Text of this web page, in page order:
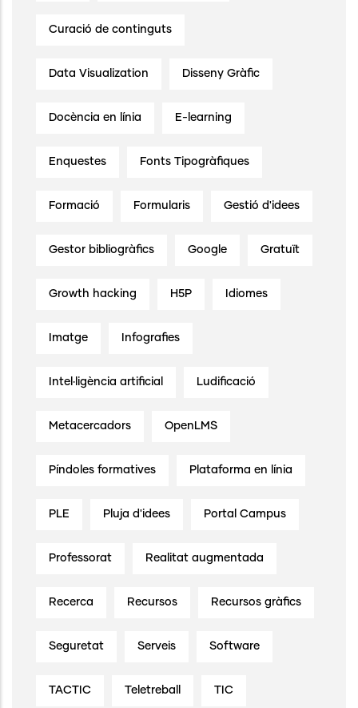
Curació de continguts
Data Visualization Disseny Gràfic
Docència en línia E-learning
Enquestes Fonts Tipogràfiques
Formació Formularis Gestió d'idees
Gestor bibliogràfics Google Gratuït
Growth hacking H5P Idiomes
Imatge Infografies
Intel·ligència artificial Ludificació
Metacercadors OpenLMS
Píndoles formatives Plataforma en línia
PLE Pluja d'idees Portal Campus
Professorat Realitat augmentada
Recerca Recursos Recursos gràfics
Seguretat Serveis Software
TACTIC Teletreball TIC